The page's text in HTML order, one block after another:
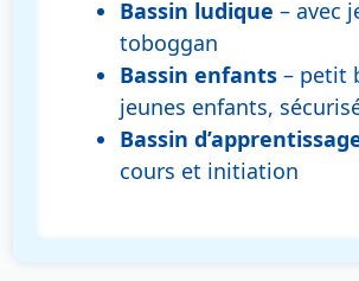
Bassin ludique – avec
toboggan
Bassin enfants – petit
jeunes enfants,
Bassin
cours et initiation